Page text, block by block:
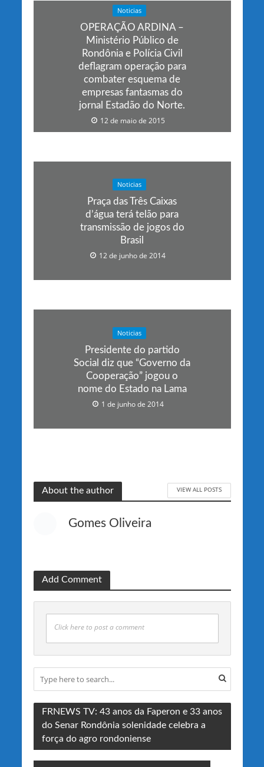
Noticias
OPERAÇÃO ARDINA –
Ministério Público de
Rondônia e Polícia Civil
deflagram operação para
combater esquema de
empresas fantasmas do
jornal Estadão do Norte.
12 de maio de 2015
Noticias
Praça das Três Caixas
d’água terá telão para
transmissão de jogos do
Brasil
12 de junho de 2014
Noticias
Presidente do partido
Social diz que “Governo da
Cooperação” jogou o
nome do Estado na Lama
1 de junho de 2014
About the author VIEW ALL POSTS
Gomes Oliveira
Add Comment
Click here to post a comment
FRNEWS TV: 43 anos da Faperon e 33 anos
do Senar Rondônia solenidade celebra a
força do agro rondoniense